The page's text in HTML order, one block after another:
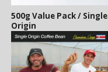
500g Value Pack / Single
Origin